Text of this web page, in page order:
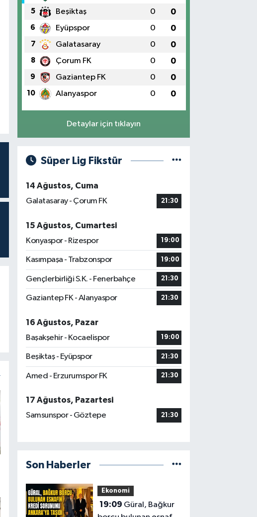
5 Beşiktaş 0 0
6 Eyüpspor 0 0
7 Galatasaray 0 0
8 Çorum FK 0 0
9 Gaziantep FK 0 0
10 Alanyaspor 0 0
Detaylar için tıklayın
Süper Lig Fikstür
14 Ağustos, Cuma
Galatasaray - Çorum FK
21:30
15 Ağustos, Cumartesi
Konyaspor - Rizespor
19:00
Kasımpaşa - Trabzonspor 19:00
Gençlerbirliği S.K. - Fenerbahçe 21:30
Gaziantep FK - Alanyaspor 21:30
16 Ağustos, Pazar
Başakşehir - Kocaelispor
19:00
Beşiktaş - Eyüpspor 21:30
Amed - Erzurumspor FK 21:30
17 Ağustos, Pazartesi
Samsunspor - Göztepe
21:30
Son Haberler
Ekonomi
19:09